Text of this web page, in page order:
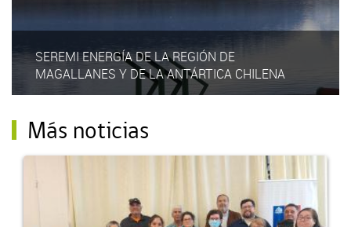
SEREMI ENERGÍA DE LA REGIÓN DE
MAGALLANES Y DE LA ANTÁRTICA CHILENA
Más noticias